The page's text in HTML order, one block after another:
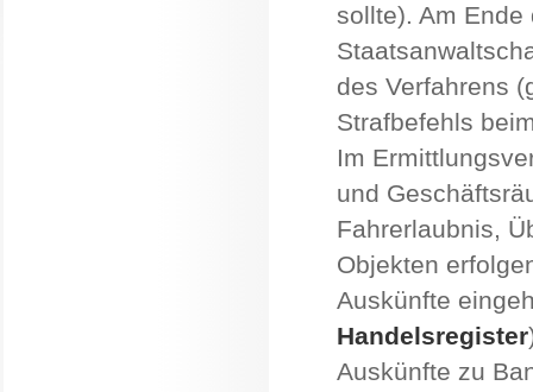
sollte). Am
des Verfahrens
Strafbefehls
Im
und
Fahrerlaubnis,
Objekten
Auskünfte
Handelsregister
Auskünfte zu